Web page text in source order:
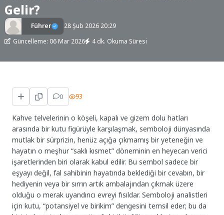
Gelir?
Führer
28 Şub 2026 20:29
Güncelleme: 06 Mar 2026
4 dk. Okuma Süresi
0 93
Kahve telvelerinin o köşeli, kapalı ve gizem dolu hatları
arasında bir kutu figürüyle karşılaşmak, semboloji dünyasında
mutlak bir sürprizin, henüz açığa çıkmamış bir yeteneğin ve
hayatın o meşhur “saklı kısmet” döneminin en heyecan verici
işaretlerinden biri olarak kabul edilir. Bu sembol sadece bir
eşyayı değil, fal sahibinin hayatında beklediği bir cevabın, bir
hediyenin veya bir sırrın artık ambalajından çıkmak üzere
olduğu o merak uyandırıcı evreyi fısıldar. Semboloji analistleri
için kutu, “potansiyel ve birikim” dengesini temsil eder; bu da